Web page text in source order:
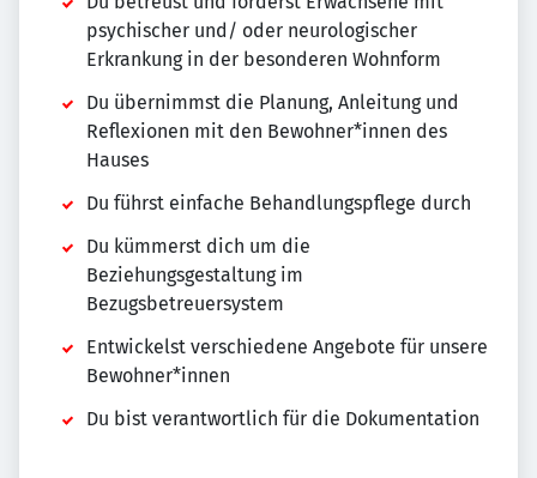
psychischer und/ oder neurologischer
Erkrankung in der besonderen Wohnform
Du übernimmst die Planung, Anleitung und
Reflexionen mit den Bewohner*innen des
Hauses
Du führst einfache Behandlungspflege durch
Du kümmerst dich um die
Beziehungsgestaltung im
Bezugsbetreuersystem
Entwickelst verschiedene Angebote für unsere
Bewohner*innen
Du bist verantwortlich für die Dokumentation